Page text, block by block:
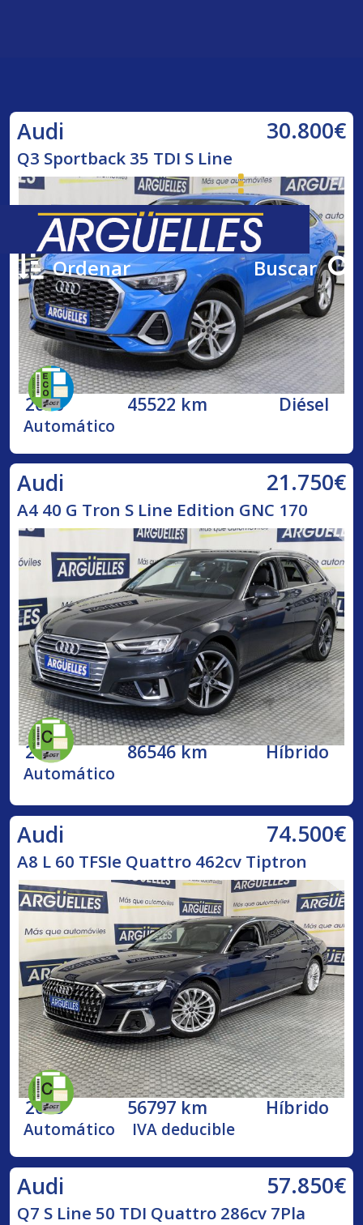
Ordenar Buscar
Audi 30.800€
Q3 Sportback 35 TDI S Line
2020 45522 km Diésel
Automático
Audi 21.750€
A4 40 G Tron S Line Edition GNC 170
2020 86546 km Híbrido
Automático
Audi 74.500€
A8 L 60 TFSIe Quattro 462cv Tiptron
2023 56797 km Híbrido
Automático IVA deducible
Audi 57.850€
Q7 S Line 50 TDI Quattro 286cv 7Pla